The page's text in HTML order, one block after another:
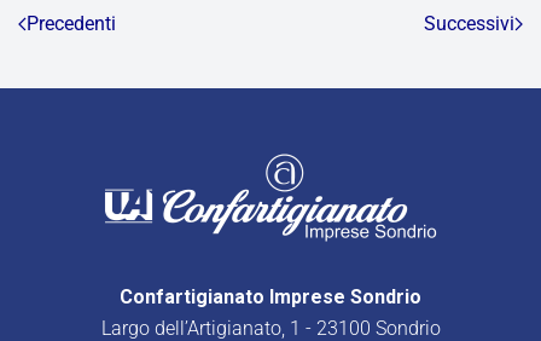
Precedenti Successivi
Confartigianato Imprese Sondrio
Largo dell’Artigianato, 1 - 23100 Sondrio